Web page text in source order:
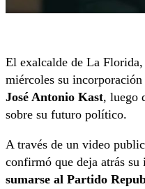
El exalcalde de La Florida,
miércoles su
José Antonio Kast, luego
sobre su futuro político.
A través de un video
confirmó que deja atrás
sumarse al Partido